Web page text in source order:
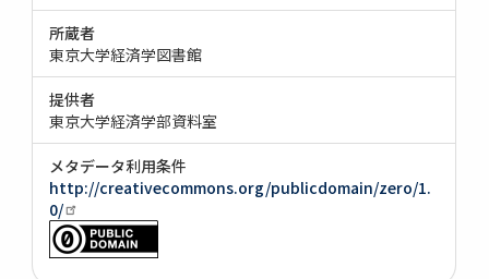
所蔵者
東京大学経済学図書館
提供者
東京大学経済学部資料室
メタデータ利用条件
http://creativecommons.org/publicdomain/zero/1.
0/